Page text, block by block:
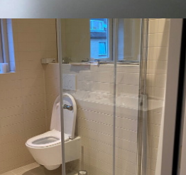
beschikt ook over internet. Huisdieren
Ook de bushalte is maar 2 min